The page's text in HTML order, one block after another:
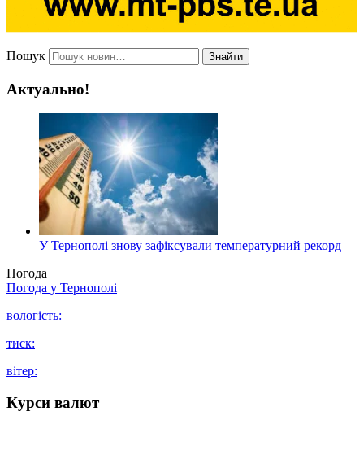
Пошук Знайти
Актуально!
У Тернополі знову зафіксували температурний рекорд
Погода
Погода у Тернополі
вологість:
тиск:
вітер:
Курси валют